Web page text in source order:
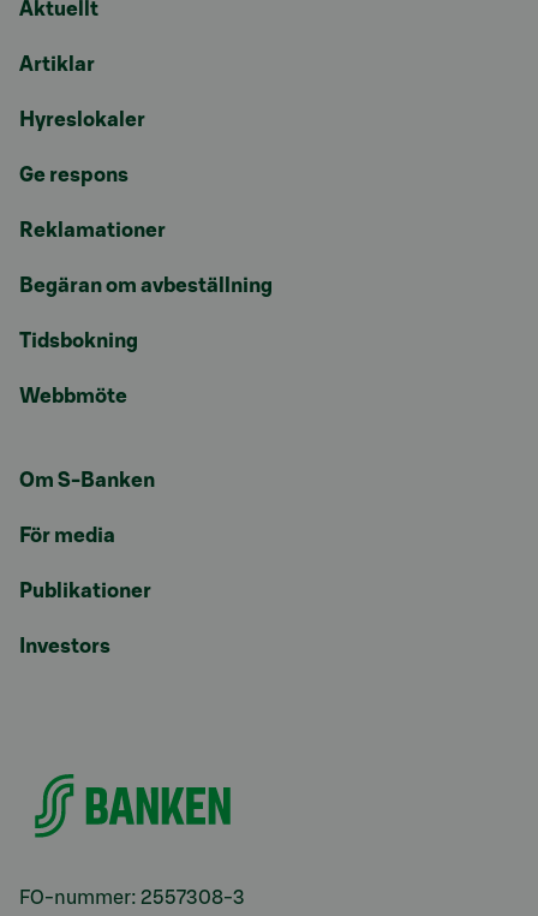
Aktuellt
Artiklar
Hyreslokaler
Ge respons
Reklamationer
Begäran om avbeställning
Tidsbokning
Webbmöte
Om S-Banken
För media
Publikationer
Investors
FO-nummer: 2557308-3